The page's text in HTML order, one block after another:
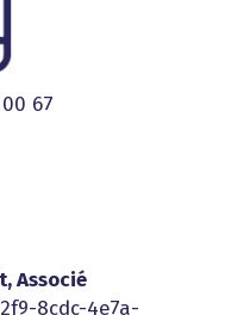
67
Associé
8cdc-4e7a-